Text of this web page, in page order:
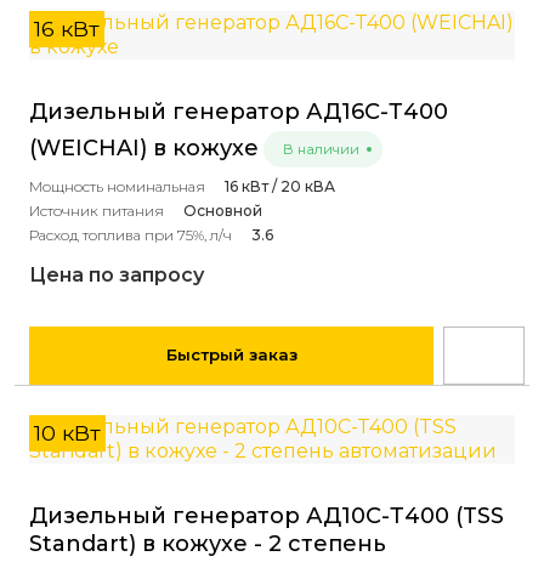
16 кВт
Дизельный генератор АД16С-Т400
(WEICHAI) в кожухе
В наличии
Мощность номинальная
16 кВт / 20 кВА
Источник питания
Основной
Расход топлива при 75%, л/ч
3.6
Цена по запросу
Быстрый заказ
10 кВт
Дизельный генератор АД10С-Т400 (TSS
Standart) в кожухе - 2 степень